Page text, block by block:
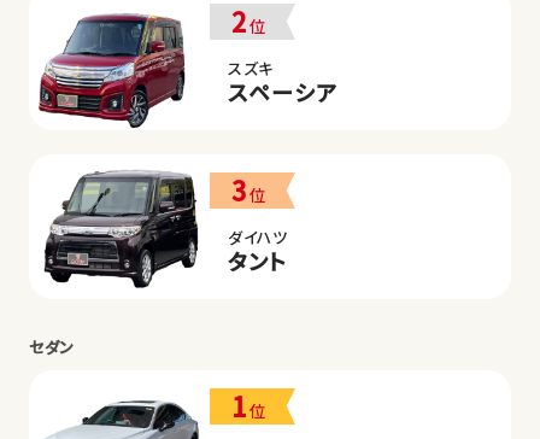
2位
スズキ
スペーシア
3位
ダイハツ
タント
セダン
1位